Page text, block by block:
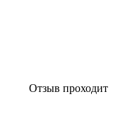
Отзыв проходит